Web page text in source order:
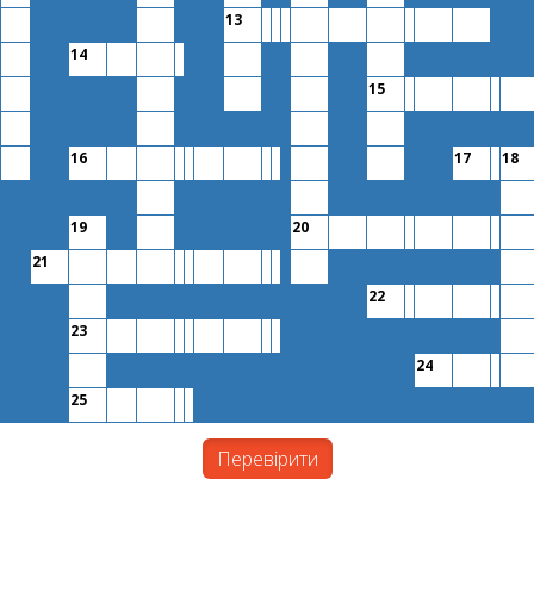
13
14
15
16 17 18
19
20
21
22
23
24
25
Перевірити